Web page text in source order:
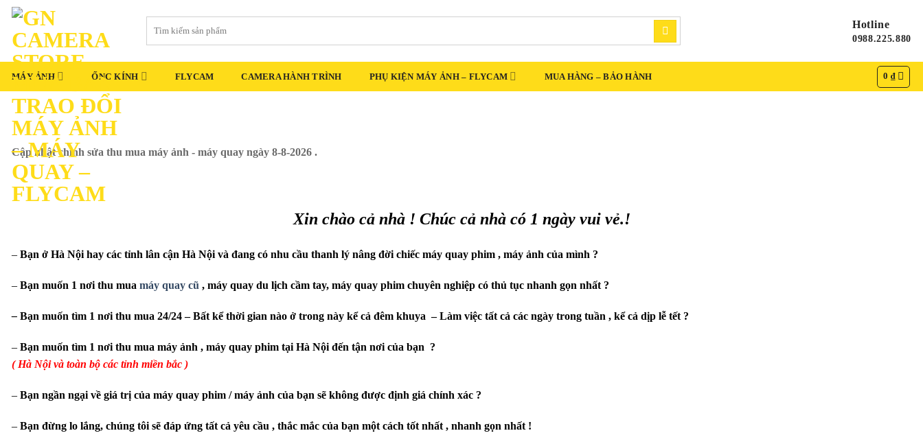
Skip
content
kiếm:
Hotline
0988.225.880
MÁY ẢNH ỐNG KÍNH FLYCAM CAMERA HÀNH TRÌNH PHỤ KIỆN MÁY ẢNH – FLYCAM MUA HÀNG – BẢO HÀNH 0 ₫
Cập nhật chỉnh sửa thu mua máy ảnh - máy quay ngày 8-8-2026 .
Xin chào cả nhà ! Chúc cả nhà có 1 ngày vui vẻ.!
– Bạn ở Hà Nội hay các tỉnh lân cận Hà Nội và đang có nhu cầu thanh lý nâng đời chiếc máy quay phim , máy ảnh của mình ?
– Bạn muốn 1 nơi thu mua máy quay cũ , máy quay du lịch cầm tay, máy quay phim chuyên nghiệp có thủ tục nhanh gọn nhất ?
– Bạn muốn tìm 1 nơi thu mua 24/24 – Bất kể thời gian nào ở trong này kể cả đêm khuya – Làm việc tất cả các ngày trong tuần , kể cả dịp lễ tết ?
– Bạn muốn tìm 1 nơi thu mua máy ảnh , máy quay phim tại Hà Nội đến tận nơi của bạn ?
(Hà Nội và toàn bộ các tỉnh miền bắc )
– Bạn ngần ngại về giá trị của máy quay phim / máy ảnh của bạn sẽ không được định giá chính xác ?
– Bạn đừng lo lắng, chúng tôi sẽ đáp ứng tất cả yêu cầu , thắc mắc của bạn một cách tốt nhất , nhanh gọn nhất !